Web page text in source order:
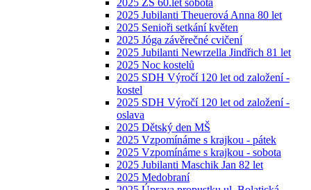
2025 ZŠ 60.let sobota
2025 Jubilanti Theuerová Anna 80 let
2025 Senioři setkání květen
2025 Jóga závěrečné cvičení
2025 Jubilanti Newrzella Jindřich 81 let
2025 Noc kostelů
2025 SDH Výročí 120 let od založení -
kostel
2025 SDH Výročí 120 let od založení -
oslava
2025 Dětský den MŠ
2025 Vzpomínáme s krajkou - pátek
2025 Vzpomínáme s krajkou - sobota
2025 Jubilanti Maschik Jan 82 let
2025 Medobraní